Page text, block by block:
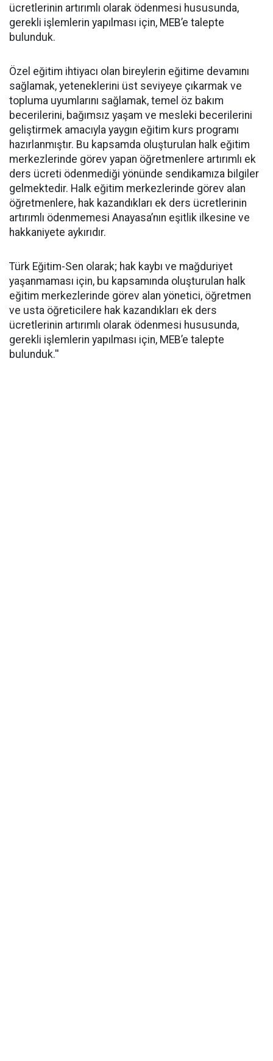
ücretlerinin artırımlı olarak ödenmesi hususunda,
gerekli işlemlerin yapılması için, MEB’e talepte
bulunduk.
Özel eğitim ihtiyacı olan bireylerin eğitime devamını
sağlamak, yeteneklerini üst seviyeye çıkarmak ve
topluma uyumlarını sağlamak, temel öz bakım
becerilerini, bağımsız yaşam ve mesleki becerilerini
geliştirmek amacıyla yaygın eğitim kurs programı
hazırlanmıştır. Bu kapsamda oluşturulan halk eğitim
merkezlerinde görev yapan öğretmenlere artırımlı ek
ders ücreti ödenmediği yönünde sendikamıza bilgiler
gelmektedir. Halk eğitim merkezlerinde görev alan
öğretmenlere, hak kazandıkları ek ders ücretlerinin
artırımlı ödenmemesi Anayasa’nın eşitlik ilkesine ve
hakkaniyete aykırıdır.
Türk Eğitim-Sen olarak; hak kaybı ve mağduriyet
yaşanmaması için, bu kapsamında oluşturulan halk
eğitim merkezlerinde görev alan yönetici, öğretmen
ve usta öğreticilere hak kazandıkları ek ders
ücretlerinin artırımlı olarak ödenmesi hususunda,
gerekli işlemlerin yapılması için, MEB’e talepte
bulunduk.''